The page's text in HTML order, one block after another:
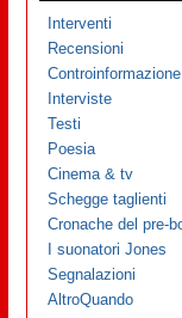
Interventi
Recensioni
Controinformazione
Interviste
Testi
Poesia
Cinema & tv
Schegge taglienti
Cronache del pre-
I suonatori Jones
Segnalazioni
AltroQuando